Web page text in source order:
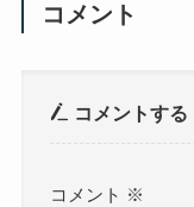
コメント
コメントする
コメント ※